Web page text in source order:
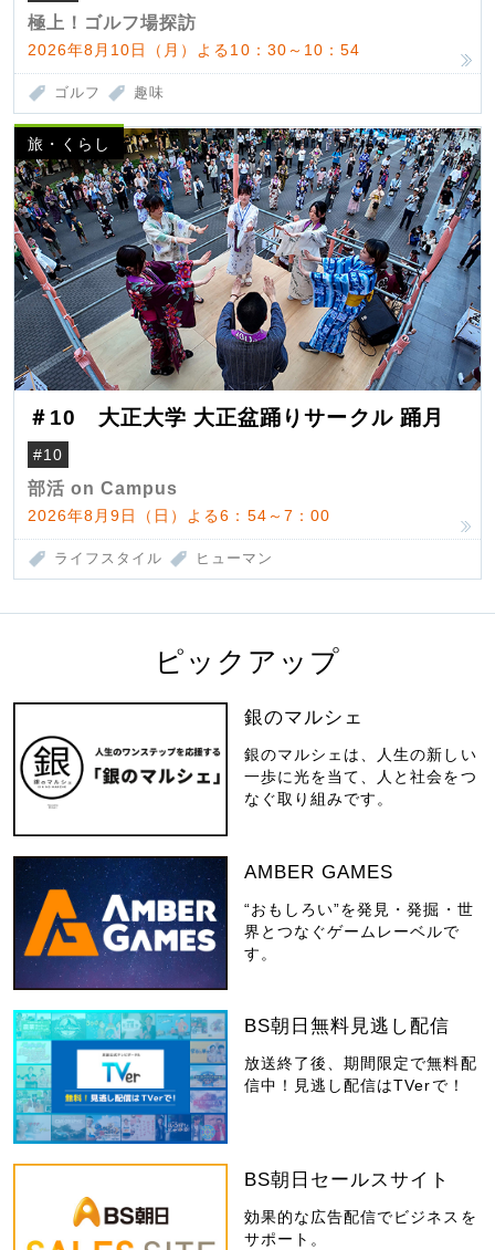
極上！ゴルフ場探訪
2026年8月10日（月）よる10：30～10：54
ゴルフ 趣味
旅・くらし
＃10 大正大学 大正盆踊りサークル 踊月
#10
部活 on Campus
2026年8月9日（日）よる6：54～7：00
ライフスタイル ヒューマン
ピックアップ
銀のマルシェ
銀のマルシェは、人生の新しい
一歩に光を当て、人と社会をつ
なぐ取り組みです。
AMBER GAMES
“おもしろい”を発見・発掘・世
界とつなぐゲームレーベルで
す。
BS朝日無料見逃し配信
放送終了後、期間限定で無料配
信中！見逃し配信はTVerで！
BS朝日セールスサイト
効果的な広告配信でビジネスを
サポート。